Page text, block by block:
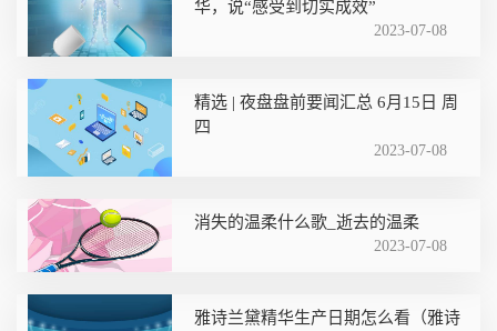
华，说“感受到切实成效”
2023-07-08
精选 | 夜盘盘前要闻汇总 6月15日 周
四
2023-07-08
消失的温柔什么歌_逝去的温柔
2023-07-08
雅诗兰黛精华生产日期怎么看（雅诗